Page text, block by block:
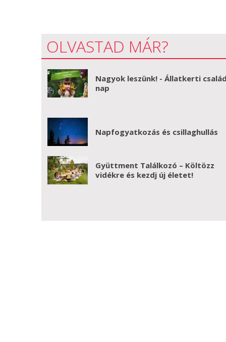
OLVASTAD MÁR?
Nagyok leszünk! - Állatkerti
nap
Napfogyatkozás és csillaghullás
Gyüttment Találkozó – Költözz
vidékre és kezdj új életet!